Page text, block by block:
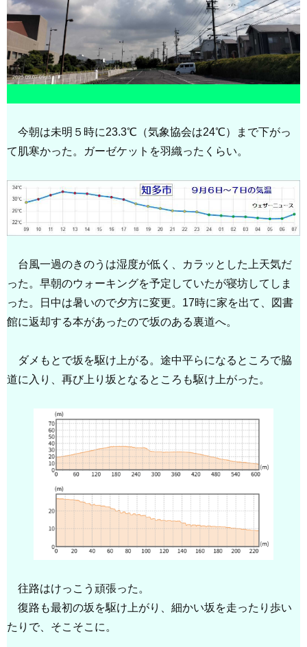
今朝は未明５時に23.3℃（気象協会は24℃）まで下がっ
て肌寒かった。ガーゼケットを羽織ったくらい。
台風一過のきのうは湿度が低く、カラッとした上天気だ
った。早朝のウォーキングを予定していたが寝坊してしま
った。日中は暑いので夕方に変更。17時に家を出て、図書
館に返却する本があったので坂のある裏道へ。
ダメもとで坂を駆け上がる。途中平らになるところで脇
道に入り、再び上り坂となるところも駆け上がった。
往路はけっこう頑張った。
復路も最初の坂を駆け上がり、細かい坂を走ったり歩い
たりで、そこそこに。